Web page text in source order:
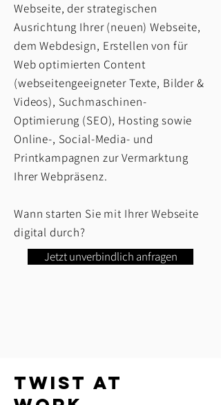
Webseite, der strategischen
Ausrichtung Ihrer (neuen) Webseite,
dem Webdesign, Erstellen von für
Web optimierten Content
(webseitengeeigneter Texte, Bilder &
Videos), Suchmaschinen-
Optimierung (SEO), Hosting sowie
Online-, Social-Media- und
Printkampagnen zur Vermarktung
Ihrer Webpräsenz.
Wann starten Sie mit Ihrer Webseite
digital durch?
Jetzt unverbindlich anfragen
twist at